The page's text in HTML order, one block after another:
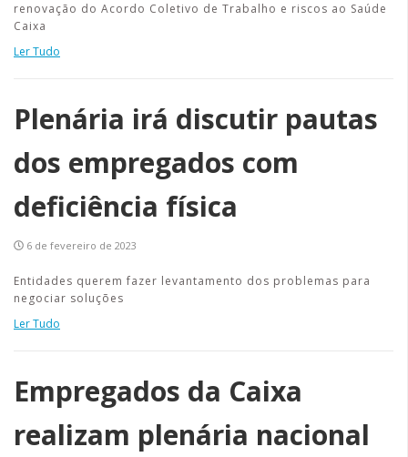
renovação do Acordo Coletivo de Trabalho e riscos ao Saúde
Caixa
Ler Tudo
Plenária irá discutir pautas
dos empregados com
deficiência física
6 de fevereiro de 2023
Entidades querem fazer levantamento dos problemas para
negociar soluções
Ler Tudo
Empregados da Caixa
realizam plenária nacional